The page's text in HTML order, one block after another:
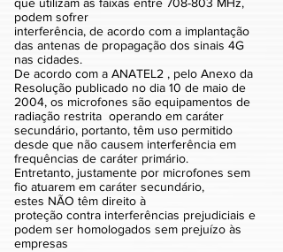
podem sofrer
interferência, de acordo com a implantação
das antenas de propagação dos sinais 4G
nas cidades.
De acordo com a ANATEL2 , pelo Anexo da
Resolução publicado no dia 10 de maio de
2004, os microfones são equipamentos de
radiação restrita operando em caráter
secundário, portanto, têm uso permitido
desde que não causem interferência em
frequências de caráter primário.
Entretanto, justamente por microfones sem
fio atuarem em caráter secundário,
estes NÃO têm direito à
proteção contra interferências prejudiciais e
podem ser homologados sem prejuízo às
empresas